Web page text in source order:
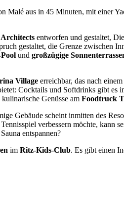
Malé aus in 45 Minuten, mit einer
entworfen und gestaltet,
gestaltet, die Grenze zwischen
und großzügige
Village erreichbar, das nach
Cocktails und Softdrinks gibt es
Genüsse am Foodtruck
Gebäude scheint inmitten des
verbessern möchte, kann
entspannen?
im Ritz-Kids-Club. Es gibt einen